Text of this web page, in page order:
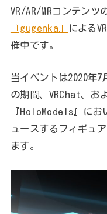
VR/AR/MRコンテンツ
『gugenka』
による
催中です。
当イベントは2020年
の期間、VRChat、お
『HoloModels』にお
ュースするフィギュ
ます。